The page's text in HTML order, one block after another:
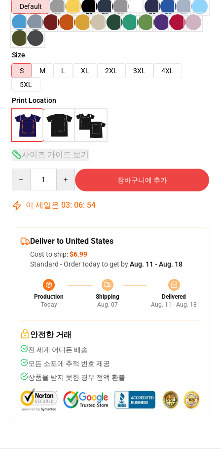
Default
Size
S
M L XL 2XL 3XL
4XL
5XL
Print Location
사이즈 가이드 보기
장바구니에 추가
이 세일은 03: 06: 54
Deliver to United States
Cost to ship:$6.99
Standard - Order today to get byAug. 11 - Aug. 18
Production
Today
Shipping
Aug. 07
Delivered
Aug. 11 - Aug. 18
안전한 거래
전 세계 어디든 배송
모든 소포에 추적 번호 제공
상품을 받지 못한 경우 전액 환불